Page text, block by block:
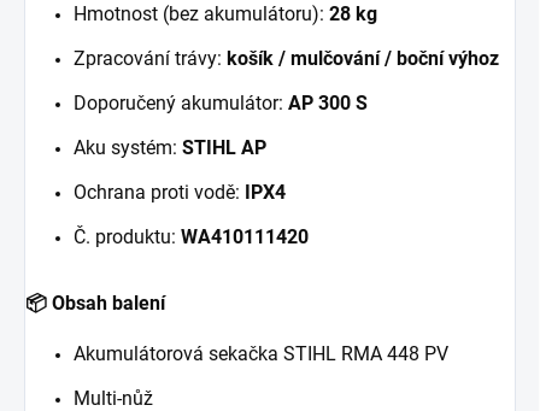
Hmotnost (bez akumulátoru): 28 kg
Zpracování trávy: košík / mulčování / boční výhoz
Doporučený akumulátor: AP 300 S
Aku systém: STIHL AP
Ochrana proti vodě: IPX4
Č. produktu: WA410111420
📦 Obsah balení
Akumulátorová sekačka STIHL RMA 448 PV
Multi-nůž